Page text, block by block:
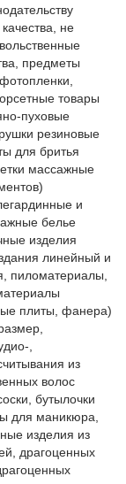
не
предметы
товары
пуховые
резиновые
для бритья
массажные
и
белье
изделия
линейный и
пиломатериалы,
плиты, фанера)
,
из
волос
бутылочки
для маникюра,
изделия из
драгоценных